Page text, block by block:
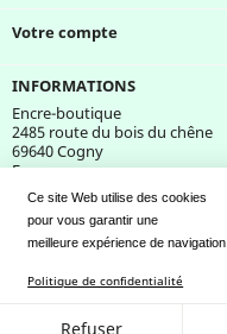
Ce site Web utilise des cookies
pour vous garantir une
meilleure expérience de navigation.
Politique de confidentialité
Refuser
Votre compte
INFORMATIONS
Encre-boutique
2485 route du bois du chêne
69640 Cogny
France